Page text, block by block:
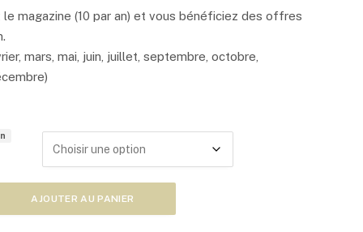
a
g
d
i
x
:
3
0
le magazine (10 par an) et vous bénéficiez des offres
mars, mai, juin, juillet, septembre, octobre,
AJOUTER AU PANIER